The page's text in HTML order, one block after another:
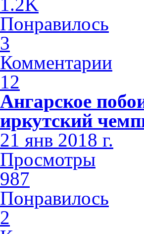
Понравилось
3
Комментарии
12
Ангарское
иркутский
21 янв 2018 г.
Просмотры
987
Понравилось
2